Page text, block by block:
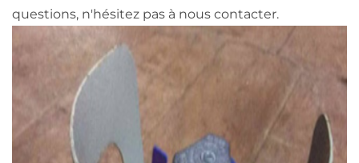
questions, n'hésitez pas à nous contacter.